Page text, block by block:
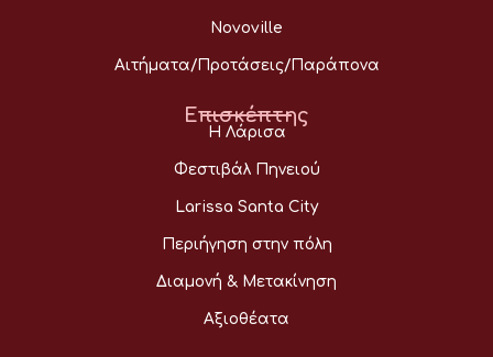
Novoville
Αιτήματα/Προτάσεις/Παράπονα
Επισκέπτης
Η Λάρισα
Φεστιβάλ Πηνειού
Larissa Santa City
Περιήγηση στην πόλη
Διαμονή & Μετακίνηση
Αξιοθέατα